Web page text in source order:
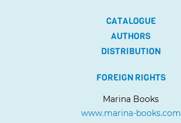
CATALOGUE
AUTHORS
DISTRIBUTION
FOREIGN RIGHTS
Marina Books
www.marina-books.com